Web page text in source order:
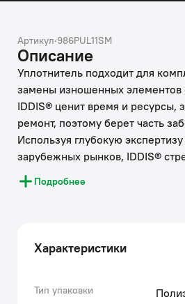
Артикул·986PUL11SM
Описание
Уплотнитель подходит для
замены изношенных элементов
IDDIS® ценит время и ресурсы,
ремонт, поэтому берет часть
Используя глубокую
зарубежных рынков, IDDIS®
каждый клиентский опыт
Накопленные экспертные
эксплуатации. Все запчасти к
проходят многоступенчатый
существующих стандартов.
Подробнее
Характеристики
Тип упаковки